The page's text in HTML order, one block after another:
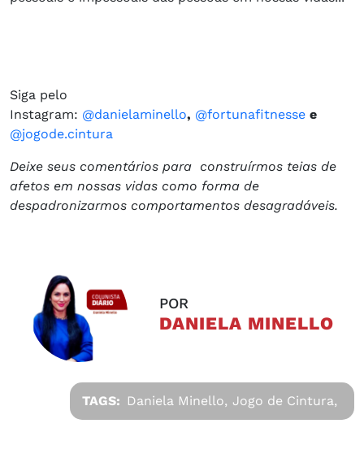
Siga pelo
Instagram: @danielaminello, @fortunafitnesse e
@jogode.cintura
Deixe seus comentários para construírmos teias de
afetos em nossas vidas como forma de
despadronizarmos comportamentos desagradáveis.
POR
DANIELA MINELLO
TAGS: Daniela Minello, Jogo de Cintura,